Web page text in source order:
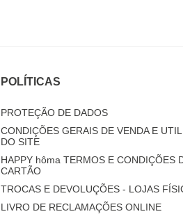
POLÍTICAS
PROTEÇÃO DE DADOS
CONDIÇÕES GERAIS DE VENDA E
DO SITE
HAPPY hôma TERMOS E CONDIÇÕES
CARTÃO
TROCAS E DEVOLUÇÕES - LOJAS
LIVRO DE RECLAMAÇÕES ONLINE